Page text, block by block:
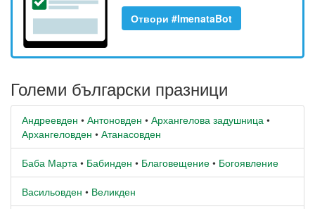
Отвори #ImenataBot
Големи български празници
Андреевден • Антоновден • Архангелова задушница •
Архангеловден • Атанасовден
Баба Марта • Бабинден • Благовещение • Богоявление
Васильовден • Великден